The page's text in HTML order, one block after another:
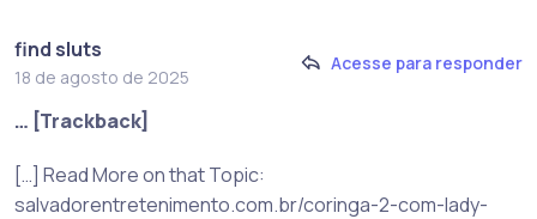
find sluts
18 de agosto de 2025
Acesse para responder
… [Trackback]
[…] Read More on that Topic:
salvadorentretenimento.com.br/coringa-2-com-lady-